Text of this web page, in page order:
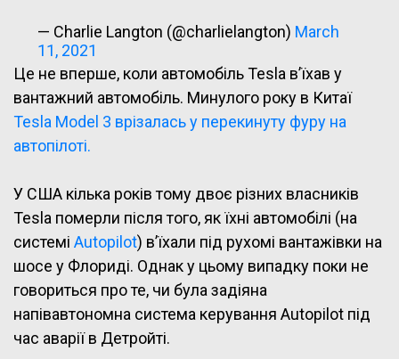
— Charlie Langton (@charlielangton) March
11, 2021
Це не вперше, коли автомобіль Tesla в’їхав у
вантажний автомобіль. Минулого року в Китаї
Tesla Model 3 врізалась у перекинуту фуру на
автопілоті.
У США кілька років тому двоє різних власників
Tesla померли після того, як їхні автомобілі (на
системі Autopilot) в’їхали під рухомі вантажівки на
шосе у Флориді. Однак у цьому випадку поки не
говориться про те, чи була задіяна
напівавтономна система керування Autopilot під
час аварії в Детройті.